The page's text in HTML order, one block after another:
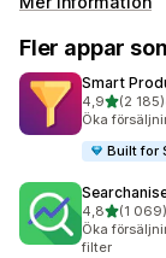
Fler appar
Smart
4,9av 5(2 185)
2185
Öka
Built for
4,8av 5(1 069)
1069
Öka
filter